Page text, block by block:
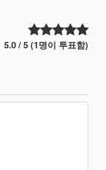
5.0 / 5 (1명이 투표함)